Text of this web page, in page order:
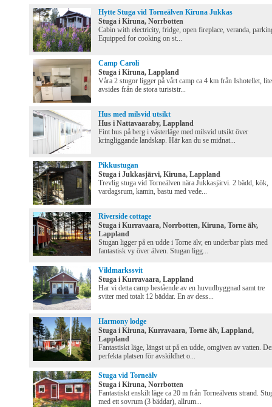
Hytte Stuga vid Torneälven Kiruna Jukkas
Stuga i Kiruna, Norrbotten
Cabin with electricity, fridge, open fireplace, veranda,
Equipped for cooking on st...
Camp Caroli
Stuga i Kiruna, Lappland
Våra 2 stugor ligger på vårt camp ca 4 km från Ishotellet, lite
avsides från de stora turiststr...
Hus med milsvid utsikt
Hus i Nattavaaraby, Lappland
Fint hus på berg i västerläge med milsvid utsikt över
kringliggande landskap. Här kan du se midnat...
Pikkustugan
Stuga i Jukkasjärvi, Kiruna, Lappland
Trevlig stuga vid Torneälven nära Jukkasjärvi. 2 bädd, kök,
vardagsrum, kamin, bastu med vede...
Riverside cottage
Stuga i Kurravaara, Norrbotten, Kiruna, Torne älv,
Lappland
Stugan ligger på en udde i Torne älv, en underbar plats med
fantastisk vy över älven. Stugan ligg...
Vildmarkssvit
Stuga i Kurravaara, Lappland
Har vi detta camp bestående av en huvudbyggnad samt tre
sviter med totalt 12 bäddar. En av dess...
Harmony lodge
Stuga i Kiruna, Kurravaara, Torne älv, Lappland,
Lappland
Fantastiskt läge, längst ut på en udde, omgiven av vatten.
perfekta platsen för avskildhet o...
Stuga vid Torneälv
Stuga i Kiruna, Norrbotten
Fantastiskt enskilt läge ca 20 m från Torneälvens strand.
med ett sovrum (3 bäddar), allrum...